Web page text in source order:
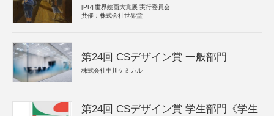
[PR] 世界絵画大賞展 実行委員会
共催：株式会社世界堂
第24回 CSデザイン賞 一般部門
株式会社中川ケミカル
第24回 CSデザイン賞 学生部門《学生